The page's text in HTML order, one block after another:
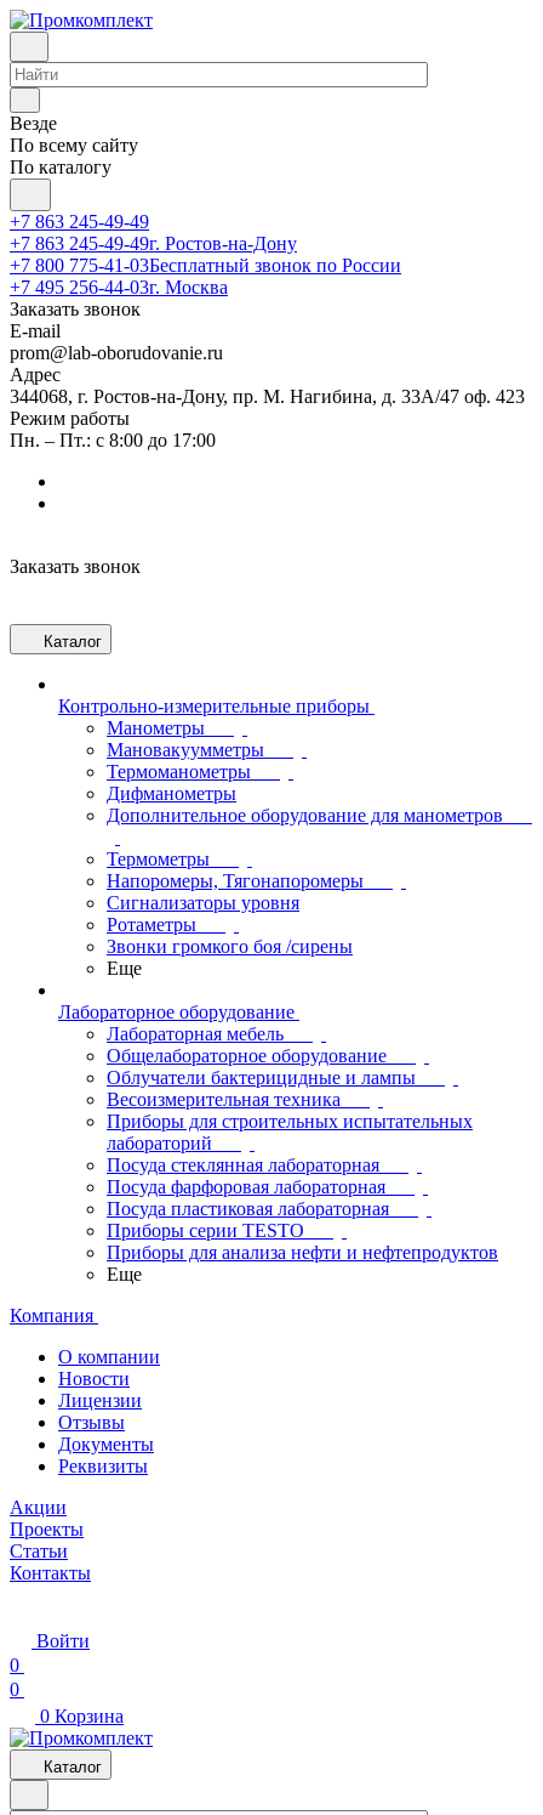
Везде
По всему сайту
По каталогу
+7 863 245-49-49
+7 863 245-49-49г. Ростов-на-Дону
+7 800 775-41-03Бесплатный звонок по России
+7 495 256-44-03г. Москва
Заказать звонок
E-mail
prom@lab-oborudovanie.ru
Адрес
344068, г. Ростов-на-Дону, пр. М. Нагибина, д. 33А/47 оф. 423
Режим работы
Пн. – Пт.: с 8:00 до 17:00
Заказать звонок
Каталог
Контрольно-измерительные приборы
Манометры
Мановакуумметры
Термоманометры
Дифманометры
Дополнительное оборудование для манометров
Термометры
Напоромеры, Тягонапоромеры
Сигнализаторы уровня
Ротаметры
Звонки громкого боя /сирены
Еще
Лабораторное оборудование
Лабораторная мебель
Общелабораторное оборудование
Облучатели бактерицидные и лампы
Весоизмерительная техника
Приборы для строительных испытательных
лабораторий
Посуда стеклянная лабораторная
Посуда фарфоровая лабораторная
Посуда пластиковая лабораторная
Приборы серии TESTO
Приборы для анализа нефти и нефтепродуктов
Еще
Компания
О компании
Новости
Лицензии
Отзывы
Документы
Реквизиты
Акции
Проекты
Статьи
Контакты
Войти
0
0
0 Корзина
Каталог